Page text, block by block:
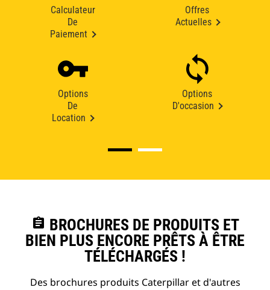
Calculateur
De
Paiement
Offres
Actuelles
Options
De
Location
Options
D'occasion
assignment BROCHURES DE PRODUITS ET
BIEN PLUS ENCORE PRÊTS À ÊTRE
TÉLÉCHARGÉS !
Des brochures produits Caterpillar et d'autres